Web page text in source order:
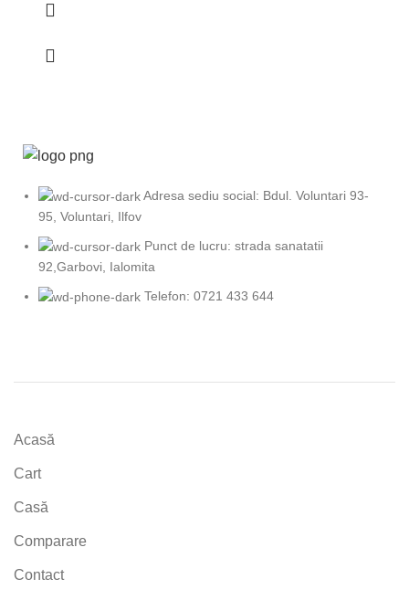
Adresa sediu social: Bdul. Voluntari 93-
95, Voluntari, Ilfov
Punct de lucru: strada sanatatii
92,Garbovi, Ialomita
Telefon: 0721 433 644
Acasă
Cart
Casă
Comparare
Contact